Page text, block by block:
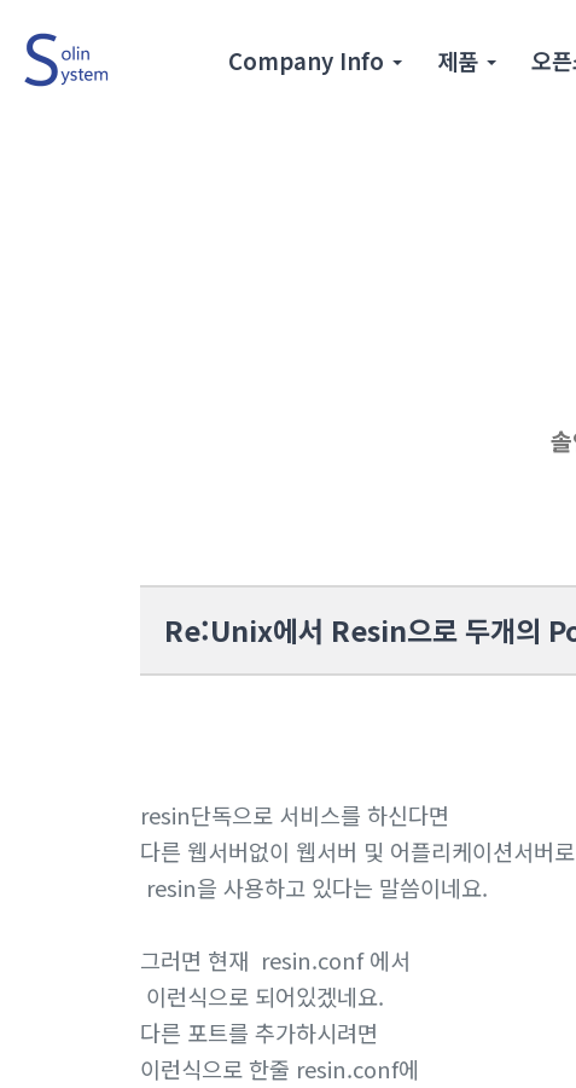
Company Info 제품 오
Re:Unix에서 Resin으로 두개의
resin단독으로 서비스를 하신다면
다른 웹서버없이 웹서버 및 어플리케이션서버로
resin을 사용하고 있다는 말씀이네요.
그러면 현재 resin.conf 에서
이런식으로 되어있겠네요.
다른 포트를 추가하시려면
이런식으로 한줄 resin.conf에